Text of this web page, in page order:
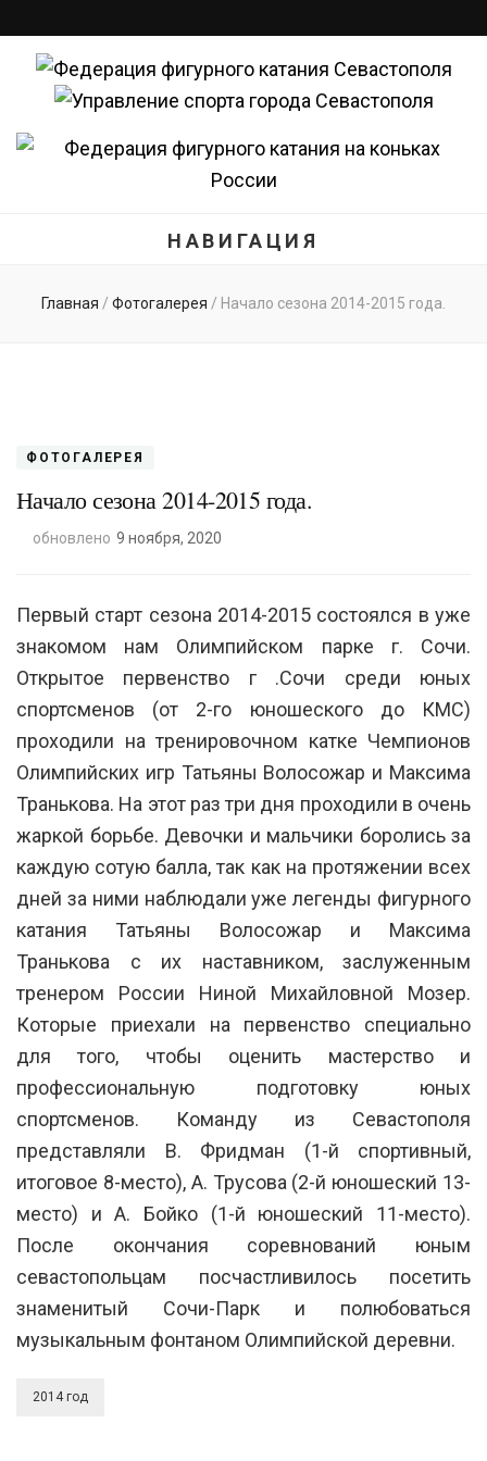
Федерация
фигурного
катания
Севастополя
Федерация фигурного катания Севастополя
НАВИГАЦИЯ
Главная / Фотогалерея / Начало сезона 2014-2015 года.
ФОТОГАЛЕРЕЯ
Начало сезона 2014-2015 года.
обновлено 9 ноября, 2020
Первый старт сезона 2014-2015 состоялся в уже
знакомом нам Олимпийском парке г. Сочи.
Открытое первенство г .Сочи среди юных
спортсменов (от 2-го юношеского до КМС)
проходили на тренировочном катке Чемпионов
Олимпийских игр Татьяны Волосожар и Максима
Транькова. На этот раз три дня проходили в очень
жаркой борьбе. Девочки и мальчики боролись за
каждую сотую балла, так как на протяжении всех
дней за ними наблюдали уже легенды фигурного
катания Татьяны Волосожар и Максима
Транькова с их наставником, заслуженным
тренером России Ниной Михайловной Мозер.
Которые приехали на первенство специально
для того, чтобы оценить мастерство и
профессиональную подготовку юных
спортсменов. Команду из Севастополя
представляли В. Фридман (1-й спортивный,
итоговое 8-место), А. Трусова (2-й юношеский 13-
место) и А. Бойко (1-й юношеский 11-место).
После окончания соревнований юным
севастопольцам посчастливилось посетить
знаменитый Сочи-Парк и полюбоваться
музыкальным фонтаном Олимпийской деревни.
2014 год